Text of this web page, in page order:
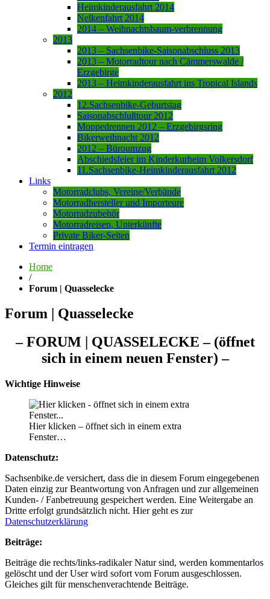
Heimkinderausfahrt 2014
Nelkenfahrt 2014
2014 – Weihnachtsbaum-verbrennung
2013
2013 – Sachsenbike-Saisonabschluss 2013
2013 – Motorradtour nach Cämmerswalde /
Erzgebirge
2013 – Heimkinderausfahrt ins Tropical Islands
2012
12.Sachsenbike-Geburtstag
Saisonabschlußtour 2012
Moppedrennen 2012 – Erzgebirgsring
Bikerweihnacht 2012
2012 – Büroumzug
Abschiedsfeier im Kinderkurheim Volkersdorf
11.Sachsenbike-Heimkinderausfahrt 2012
Links
Motorradclubs, Vereine/Verbände
Motorradhersteller und Importeure
Motorradzubehör
Motorradreisen, Unterkünfte
Private Biker-Seiten
Termin eintragen
Home
/
Forum | Quasselecke
Forum | Quasselecke
– FORUM | QUASSELECKE – (öffnet
sich in einem neuen Fenster) –
Wichtige Hinweise
Hier klicken – öffnet sich in einem extra
Fenster…
Datenschutz:
Sachsenbike.de versichert, dass die in diesem Forum eingegebenen
Daten einzig zur Beantwortung von Anfragen und zur allgemeinen
Kunden- / Fanbetreuung gespeichert werden. Eine Weitergabe an
Dritte erfolgt grundsätzlich nicht. Hier geht es zur
Datenschutzerklärung
Beiträge:
Beiträge die rechts/links-radikaler Natur sind, werden kommentarlos
gelöscht und der User wird sofort vom Forum ausgeschlossen.
Gleiches gilt für menschenverachtende Beiträge.